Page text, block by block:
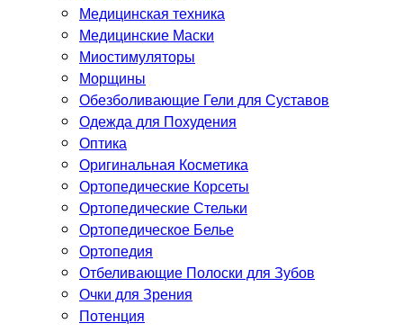
Медицинская техника
Медицинские Маски
Миостимуляторы
Морщины
Обезболивающие Гели для Суставов
Одежда для Похудения
Оптика
Оригинальная Косметика
Ортопедические Корсеты
Ортопедические Стельки
Ортопедическое Белье
Ортопедия
Отбеливающие Полоски для Зубов
Очки для Зрения
Потенция